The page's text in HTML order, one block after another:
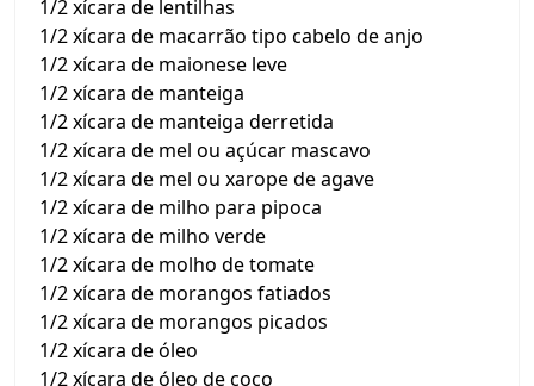
1/2 xícara de lentilhas
1/2 xícara de macarrão tipo cabelo de anjo
1/2 xícara de maionese leve
1/2 xícara de manteiga
1/2 xícara de manteiga derretida
1/2 xícara de mel ou açúcar mascavo
1/2 xícara de mel ou xarope de agave
1/2 xícara de milho para pipoca
1/2 xícara de milho verde
1/2 xícara de molho de tomate
1/2 xícara de morangos fatiados
1/2 xícara de morangos picados
1/2 xícara de óleo
1/2 xícara de óleo de coco